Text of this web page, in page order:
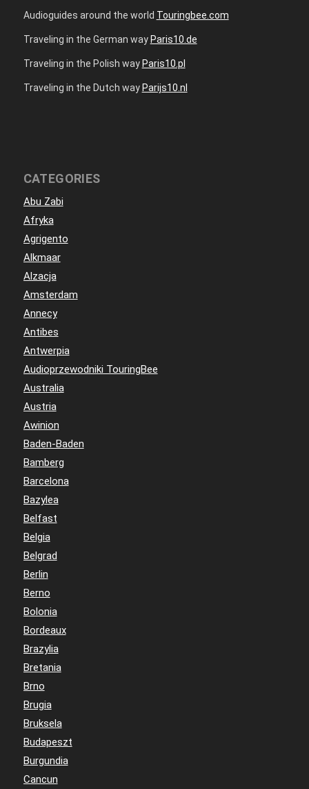
Audioguides around the world Touringbee.com
Traveling in the German way Paris10.de
Traveling in the Polish way Paris10.pl
Traveling in the Dutch way Parijs10.nl
CATEGORIES
Abu Zabi
Afryka
Agrigento
Alkmaar
Alzacja
Amsterdam
Annecy
Antibes
Antwerpia
Audioprzewodniki TouringBee
Australia
Austria
Awinion
Baden-Baden
Bamberg
Barcelona
Bazylea
Belfast
Belgia
Belgrad
Berlin
Berno
Bolonia
Bordeaux
Brazylia
Bretania
Brno
Brugia
Bruksela
Budapeszt
Burgundia
Cancun